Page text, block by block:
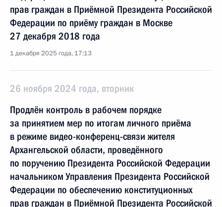
прав граждан в Приёмной Президента Российской
Федерации по приёму граждан в Москве
27 декабря 2018 года
1 декабря 2025 года, 17:13
26 ноября 2024 года, вторник
Продлён контроль в рабочем порядке
за принятием мер по итогам личного приёма
в режиме видео-конференц-связи жителя
Архангельской области, проведённого
по поручению Президента Российской Федерации
начальником Управления Президента Российской
Федерации по обеспечению конституционных
прав граждан в Приёмной Президента Российской